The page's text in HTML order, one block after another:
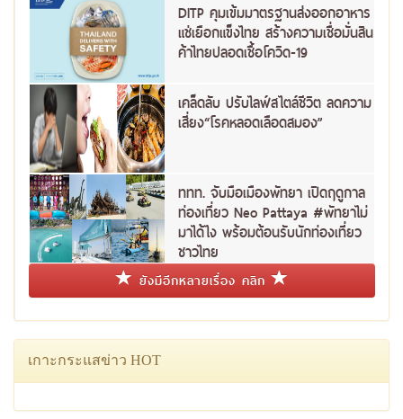
DITP คุมเข้มมาตรฐานส่งออกอาหาร
แช่เยือกแข็งไทย สร้างความเชื่อมั่นสิน
ค้าไทยปลอดเชื้อโควิด-19
เคล็ดลับ ปรับไลฟ์สไตล์ชีวิต ลดความ
เสี่ยง“โรคหลอดเลือดสมอง”
ททท. จับมือเมืองพัทยา เปิดฤดูกาล
ท่องเที่ยว Neo Pattaya #พัทยาไม่
มาได้ไง พร้อมต้อนรับนักท่องเที่ยว
ชาวไทย
ยังมีอีกหลายเรื่อง คลิก
เกาะกระแสข่าว HOT